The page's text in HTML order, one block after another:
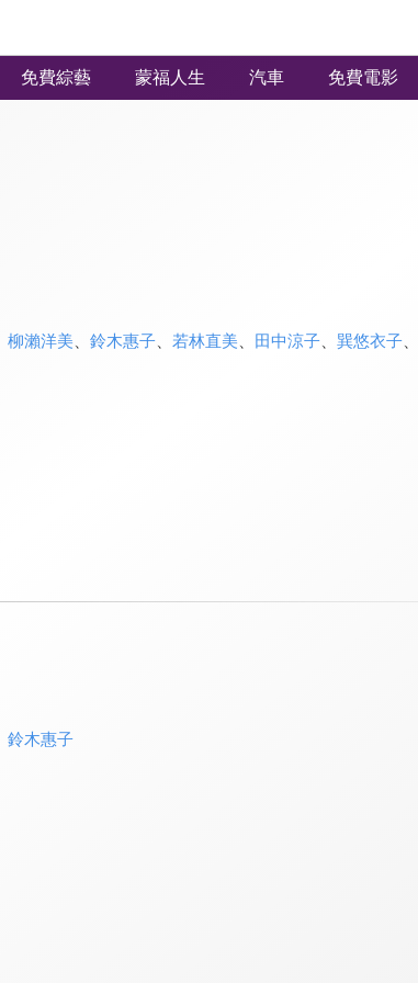
免費綜藝 蒙福人生 汽車 免費電影
柳瀨洋美 鈴木惠子、 若林直美 田中涼子、 巽悠衣子、
鈴木惠子